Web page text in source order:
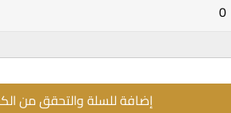
إضافة للسلة والتحقق من